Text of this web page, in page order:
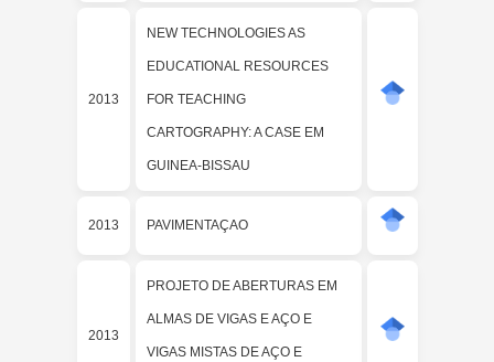
2013
NEW TECHNOLOGIES AS
EDUCATIONAL RESOURCES
FOR TEACHING
CARTOGRAPHY: A CASE EM
GUINEA-BISSAU
2013 PAVIMENTAÇAO
2013
PROJETO DE ABERTURAS EM
ALMAS DE VIGAS E AÇO E
VIGAS MISTAS DE AÇO E